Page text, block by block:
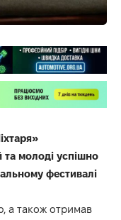
та молоді успішно
фестивалі
а також отримав